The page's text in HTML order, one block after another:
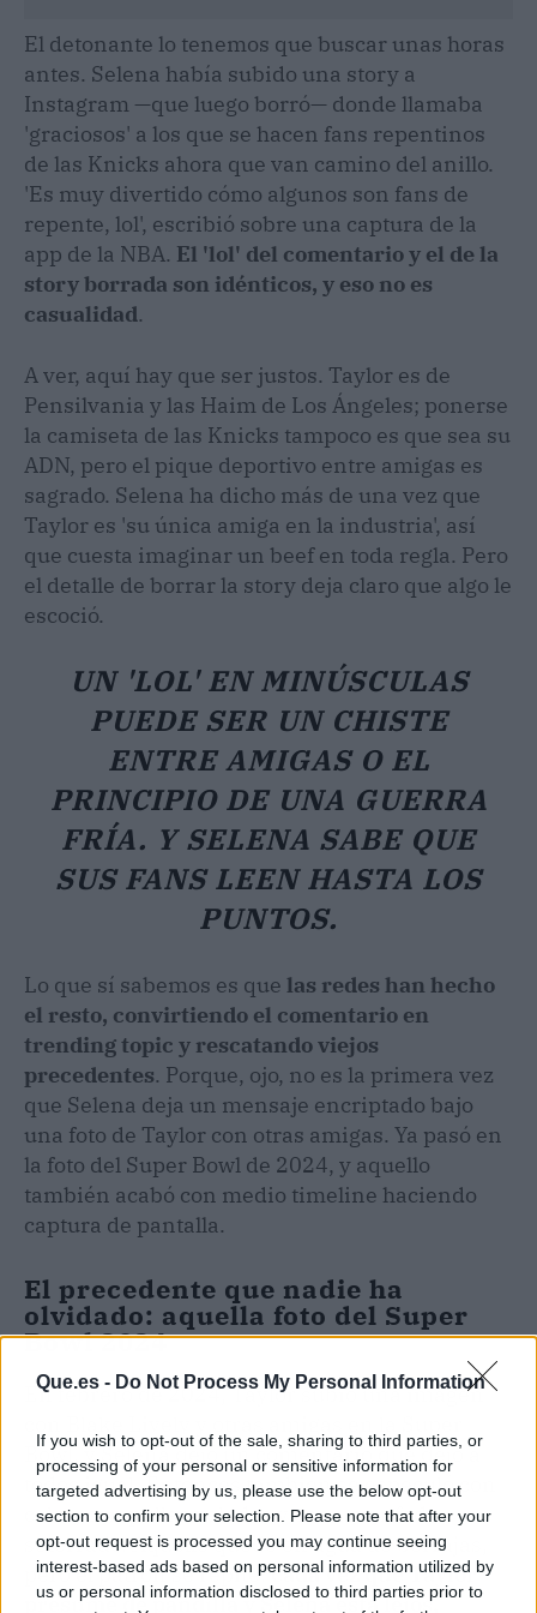
Que.es - Do Not Process My Personal Information
If you wish to opt-out of the sale, sharing to third parties, or
processing of your personal or sensitive information for
targeted advertising by us, please use the below opt-out
section to confirm your selection. Please note that after your
opt-out request is processed you may continue seeing
interest-based ads based on personal information utilized by
us or personal information disclosed to third parties prior to
El detonante lo tenemos que buscar unas horas
antes. Selena había subido una story a
Instagram —que luego borró— donde llamaba
'graciosos' a los que se hacen fans repentinos
de las Knicks ahora que van camino del anillo.
'Es muy divertido cómo algunos son fans de
repente, lol', escribió sobre una captura de la
app de la NBA. El 'lol' del comentario y el de la
story borrada son idénticos, y eso no es
casualidad.
A ver, aquí hay que ser justos. Taylor es de
Pensilvania y las Haim de Los Ángeles; ponerse
la camiseta de las Knicks tampoco es que sea su
ADN, pero el pique deportivo entre amigas es
sagrado. Selena ha dicho más de una vez que
Taylor es 'su única amiga en la industria', así
que cuesta imaginar un beef en toda regla. Pero
el detalle de borrar la story deja claro que algo le
escoció.
UN 'LOL' EN MINÚSCULAS
PUEDE SER UN CHISTE
ENTRE AMIGAS O EL
PRINCIPIO DE UNA GUERRA
FRÍA. Y SELENA SABE QUE
SUS FANS LEEN HASTA LOS
PUNTOS.
Lo que sí sabemos es que las redes han hecho
el resto, convirtiendo el comentario en
trending topic y rescatando viejos
precedentes. Porque, ojo, no es la primera vez
que Selena deja un mensaje encriptado bajo
una foto de Taylor con otras amigas. Ya pasó en
la foto del Super Bowl de 2024, y aquello
también acabó con medio timeline haciendo
captura de pantalla.
El precedente que nadie ha
olvidado: aquella foto del Super
Bowl 2024
En febrero de 2024, Taylor subió una imagen
Bowl, y Selena dejó un comentario que dejó a
todos igual. Entonces también se especuló con
celos, con pullas veladas y con un enfado
soterrado. Aquello quedó en agua de borrajas,
pero el patrón se repite:cada vez que Taylor
presume de pandilla y Selena está lejos,